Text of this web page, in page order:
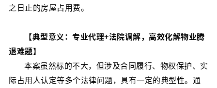
之日止的房屋占用费。
【典型意义：专业代理+法院调解，高效化解物业腾
退难题】
本案虽然标的不大，但涉及合同履行、物权保护、实
际占用人认定等多个法律问题，具有一定的典型性。通